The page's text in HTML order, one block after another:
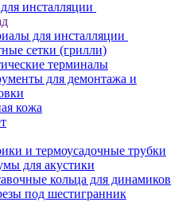
инсталляции
для инсталляции
сетки (грилли)
терминалы
для демонтажа и
кожа
и термоусадочные трубки
для акустики
кольца для динамиков
под шестигранник